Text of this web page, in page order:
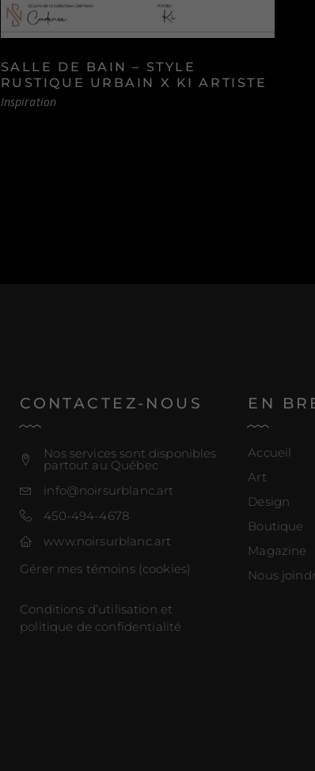
SALLE DE BAIN – STYLE
RUSTIQUE URBAIN X KI ARTISTE
Inspiration
CONTACTEZ-NOUS
Nos services sont disponibles
partout au Québec
info@noirsurblanc.art
450-494-4678
www.noirsurblanc.art
Gérer mes témoins (cookies)
Conditions d’utilisation et
politique de confidentialité
EN
Accueil
Art
Design
Boutique
Magazine
Nous